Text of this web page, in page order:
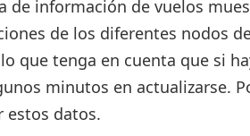
de información de vuelos
de los diferentes nodos
que tenga en cuenta que si
minutos en actualizarse.
estos datos.